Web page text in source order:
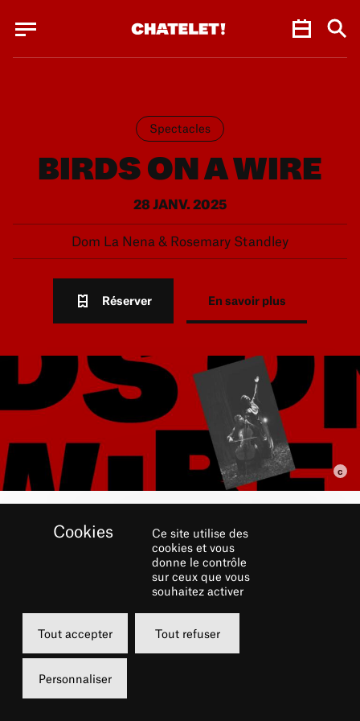
Spectacles
BIRDS ON A WIRE
28 JANV. 2025
Dom La Nena & Rosemary Standley
Réserver En savoir plus
RÉSERVER
28 janvier 2025
20h00
Grande Salle
de 5 à 55 €
Ce site utilise des
cookies et vous
donne le contrôle
sur ceux que vous
souhaitez activer
Tout accepter Tout refuser
Personnaliser